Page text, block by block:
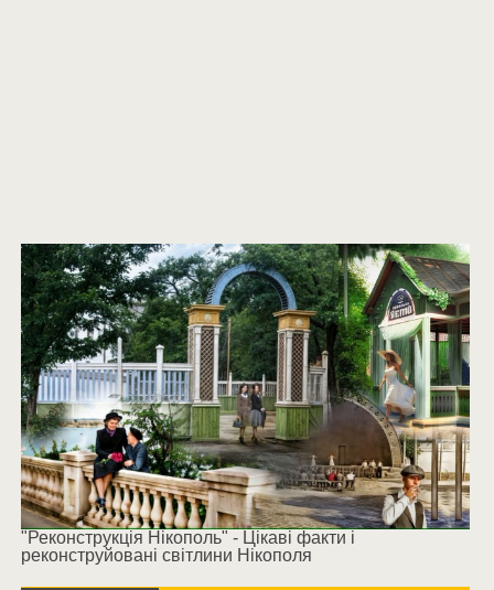
"Реконструкція Нікополь" - Цікаві факти і
реконструйовані світлини Нікополя